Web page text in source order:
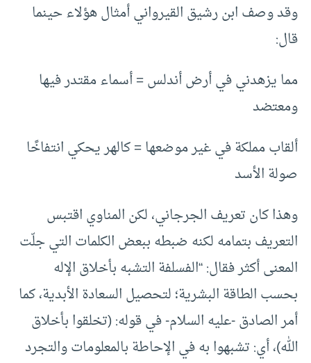
وقد وصف ابن رشيق القيرواني أمثال هؤلاء حينما
قال:
مما يزهدني في أرض أندلس = أسماء مقتدر فيها
ومعتضد
ألقاب مملكة في غير موضعها = كالهر يحكي انتفاخًا
صولة الأسد
وهذا كان تعريف الجرجاني، لكن المناوي اقتبس
التعريف بتمامه لكنه ضبطه ببعض الكلمات التي جلّت
المعنى أكثر فقال: “الفسلفة التشبه بأخلاق الإله
بحسب الطاقة البشرية؛ لتحصيل السعادة الأبدية، كما
أمر الصادق -عليه السلام- في قوله: (تخلقوا بأخلاق
الله)، أي: تشبهوا به في الإحاطة بالمعلومات والتجرد